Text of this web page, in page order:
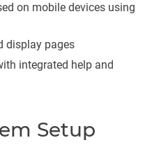
on mobile devices using
display pages
integrated help and
Setup